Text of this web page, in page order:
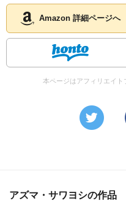
Amazon 詳細ページへ
本ページはアフィリエイ
アズマ・サワヨシの作品